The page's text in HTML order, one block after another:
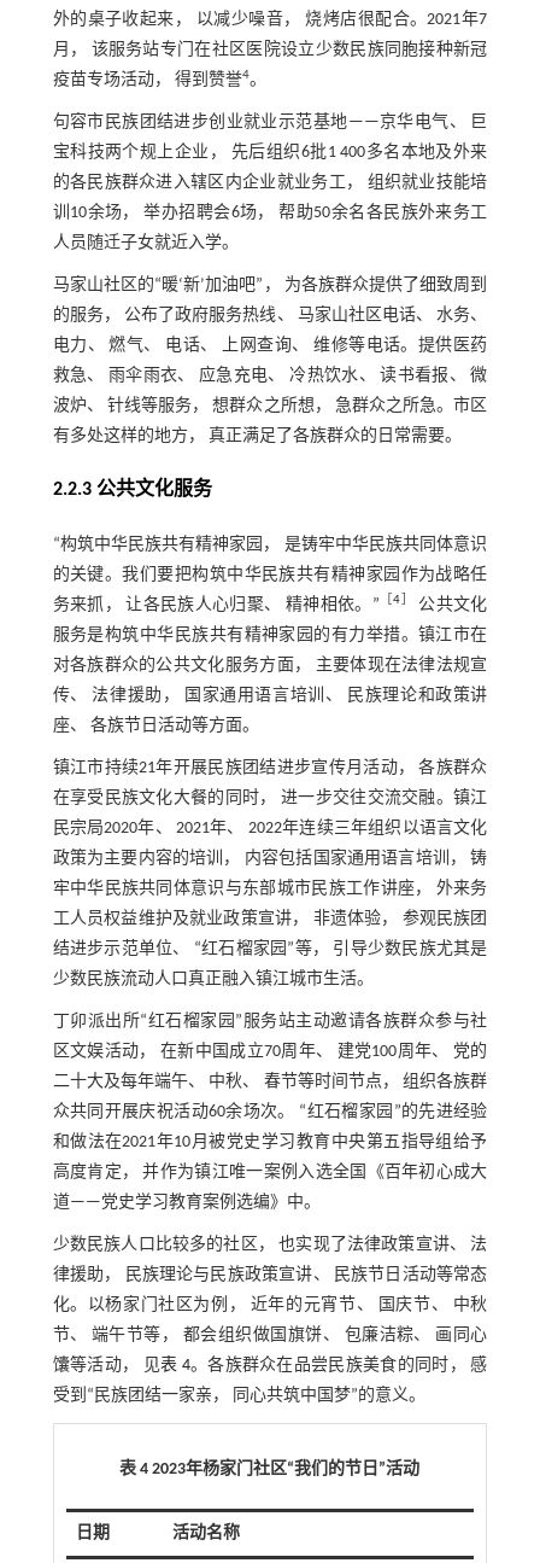
外的桌子收起来， 以减少噪音， 烧烤店很配合。2021年7
月， 该服务站专门在社区医院设立少数民族同胞接种新冠
疫苗专场活动， 得到赞誉4。
句容市民族团结进步创业就业示范基地——京华电气、 巨
宝科技两个规上企业， 先后组织6批1 400多名本地及外来
的各民族群众进入辖区内企业就业务工， 组织就业技能培
训10余场， 举办招聘会6场， 帮助50余名各民族外来务工
人员随迁子女就近入学。
马家山社区的“暖‘新’加油吧”， 为各族群众提供了细致周到
的服务， 公布了政府服务热线、 马家山社区电话、 水务、
电力、 燃气、 电话、 上网查询、 维修等电话。提供医药
救急、 雨伞雨衣、 应急充电、 冷热饮水、 读书看报、 微
波炉、 针线等服务， 想群众之所想， 急群众之所急。市区
有多处这样的地方， 真正满足了各族群众的日常需要。
2.2.3 公共文化服务
“构筑中华民族共有精神家园， 是铸牢中华民族共同体意识
的关键。我们要把构筑中华民族共有精神家园作为战略任
务来抓， 让各民族人心归聚、 精神相依。” ［4
公共文化
服务是构筑中华民族共有精神家园的有力举措。镇江市在
对各族群众的公共文化服务方面， 主要体现在法律法规宣
传、 法律援助， 国家通用语言培训、 民族理论和政策讲
座、 各族节日活动等方面。
镇江市持续21年开展民族团结进步宣传月活动， 各族群众
在享受民族文化大餐的同时， 进一步交往交流交融。镇江
民宗局2020年、 2021年、 2022年连续三年组织以语言文化
政策为主要内容的培训， 内容包括国家通用语言培训， 铸
牢中华民族共同体意识与东部城市民族工作讲座， 外来务
工人员权益维护及就业政策宣讲， 非遗体验， 参观民族团
结进步示范单位、 “红石榴家园”等， 引导少数民族尤其是
少数民族流动人口真正融入镇江城市生活。
丁卯派出所“红石榴家园”服务站主动邀请各族群众参与社
区文娱活动， 在新中国成立70周年、 建党100周年、 党的
二十大及每年端午、 中秋、 春节等时间节点， 组织各族群
众共同开展庆祝活动60余场次。 “红石榴家园”的先进经验
和做法在2021年10月被党史学习教育中央第五指导组给予
高度肯定， 并作为镇江唯一案例入选全国《百年初心成大
道——党史学习教育案例选编》中。
少数民族人口比较多的社区， 也实现了法律政策宣讲、 法
律援助， 民族理论与民族政策宣讲、 民族节日活动等常态
化。以杨家门社区为例， 近年的元宵节、 国庆节、 中秋
节、 端午节等， 都会组织做国旗饼、 包廉洁粽、 画同心
馕等活动， 见表 4。各族群众在品尝民族美食的同时， 感
受到“民族团结一家亲， 同心共筑中国梦”的意义。
表 4 2023年杨家门社区“我们的节日”活动
日期 活动名称